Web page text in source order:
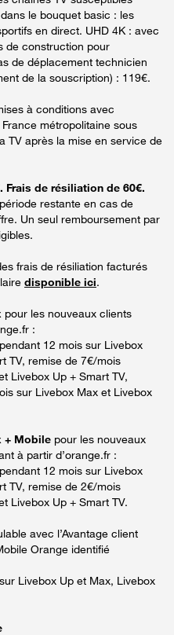
le bouquet basic : les
en direct. UHD 4K : avec
de construction pour
de déplacement technicien
de la souscription) : 119€.
à conditions avec
métropolitaine sous
TV après la mise en service de
Frais de résiliation de 60€.
restante en cas de
Un seul remboursement par
frais de résiliation facturés
disponible ici.
pour les nouveaux clients
:
12 mois sur Livebox
TV, remise de 7€/mois
Livebox Up + Smart TV,
sur Livebox Max et Livebox
+ Mobile pour les nouveaux
à partir d’orange.fr :
12 mois sur Livebox
TV, remise de 2€/mois
Livebox Up + Smart TV.
avec l’Avantage client
Orange identifié
Livebox Up et Max, Livebox